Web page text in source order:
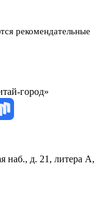
рекомендательные
город»
наб., д. 21, литера А,